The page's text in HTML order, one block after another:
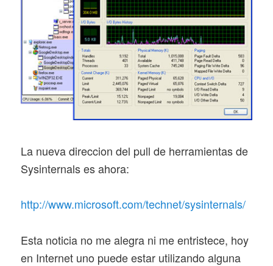
La nueva direccion del pull de herramientas de
Sysinternals es ahora:
http://www.microsoft.com/technet/sysinternals/
Esta noticia no me alegra ni me entristece, hoy
en Internet uno puede estar utilizando alguna